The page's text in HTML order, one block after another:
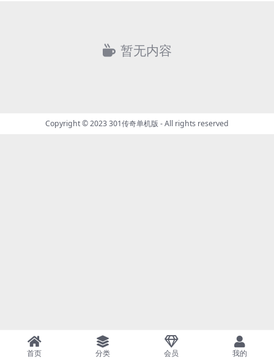
暂无内容
Copyright © 2023301传奇单机版 - All rights reserved
首页 分类 会员 我的